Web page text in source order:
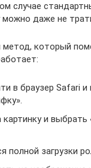
случае
даже не
который
в браузер Safari и
и
полной загрузки